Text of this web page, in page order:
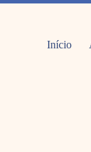
Início